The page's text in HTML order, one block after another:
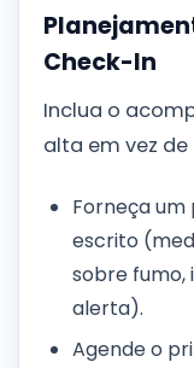
Check-In
Inclua o
alta em vez
Forneça
escrito
sobre fumo,
alerta).
Agende o